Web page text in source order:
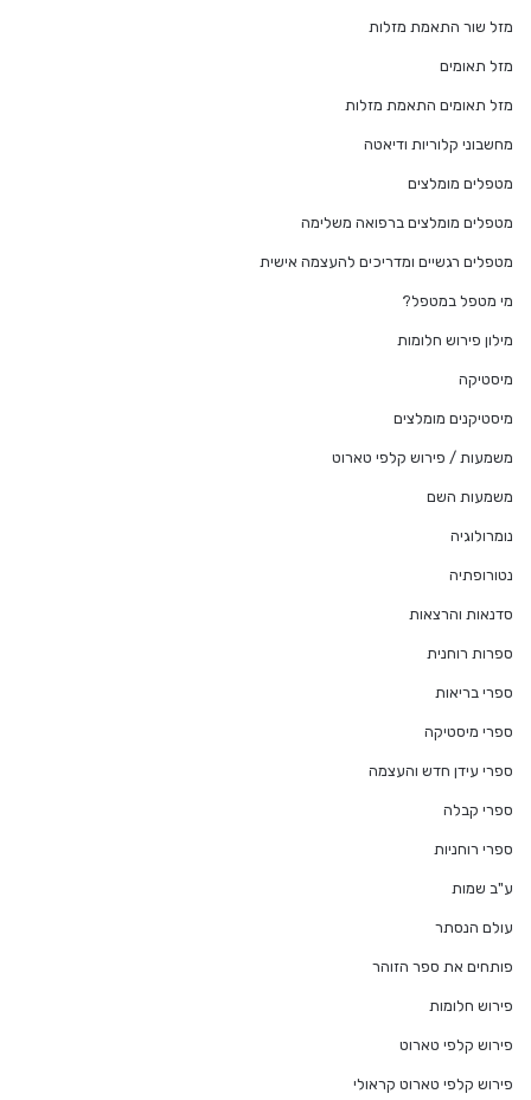
מזל שור התאמת מזלות
מזל תאומים
מזל תאומים התאמת מזלות
מחשבוני קלוריות ודיאטה
מטפלים מומלצים
מטפלים מומלצים ברפואה משלימה
מטפלים רגשיים ומדריכים להעצמה אישית
מי מטפל במטפל?
מילון פירוש חלומות
מיסטיקה
מיסטיקנים מומלצים
משמעות / פירוש קלפי טארוט
משמעות השם
נומרולוגיה
נטורופתיה
סדנאות והרצאות
ספרות רוחנית
ספרי בריאות
ספרי מיסטיקה
ספרי עידן חדש והעצמה
ספרי קבלה
ספרי רוחניות
ע"ב שמות
עולם הנסתר
פותחים את ספר הזוהר
פירוש חלומות
פירוש קלפי טארוט
פירוש קלפי טארוט קראולי